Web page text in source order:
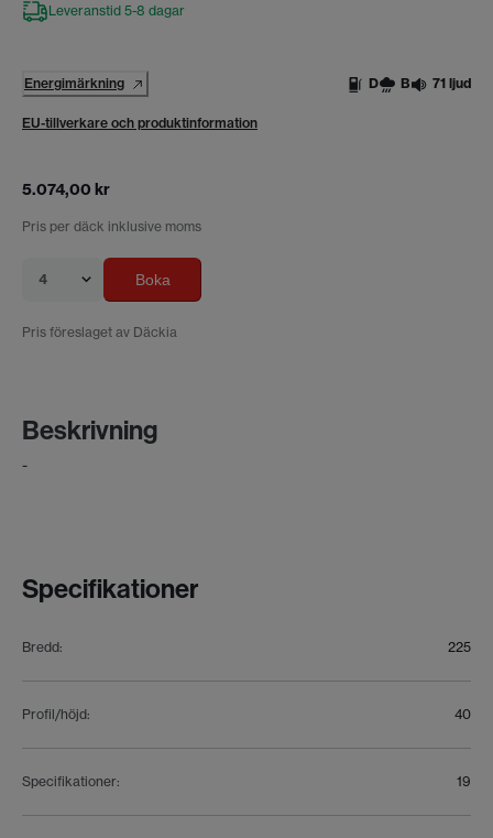
Leveranstid 5-8 dagar
Energimärkning D B 71 ljud
EU-tillverkare och produktinformation
5.074,00 kr
Pris per däck inklusive moms
4 Boka
Pris föreslaget av Däckia
Beskrivning
-
Specifikationer
Bredd: 225
Profil/höjd: 40
Specifikationer: 19